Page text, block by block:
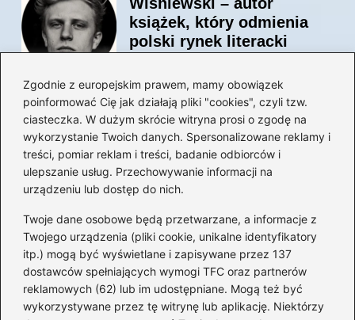
Zgodnie z europejskim prawem, mamy obowiązek
poinformować Cię jak działają pliki "cookies", czyli tzw.
ciasteczka. W dużym skrócie witryna prosi o zgodę na
wykorzystanie Twoich danych. Spersonalizowane reklamy i
treści, pomiar reklam i treści, badanie odbiorców i
ulepszanie usług. Przechowywanie informacji na
urządzeniu lub dostęp do nich.
Twoje dane osobowe będą przetwarzane, a informacje z
Twojego urządzenia (pliki cookie, unikalne identyfikatory
itp.) mogą być wyświetlane i zapisywane przez 137
dostawców spełniających wymogi TFC oraz partnerów
reklamowych (62) lub im udostępniane. Mogą też być
wykorzystywane przez tę witrynę lub aplikację. Niektórzy
Wiśniewski – autor
książek, który odmienia
polski rynek literacki
Magiczne kulisy życia
autora książki o Kubusiu
Puchatku
Odkryj inne książki autora
„Jaś i Małgosia”, które
musisz przeczytać